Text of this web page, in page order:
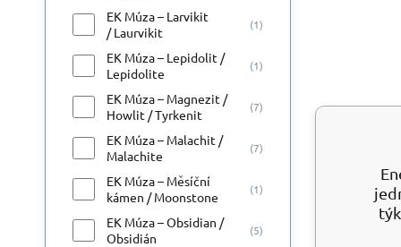
EK Múza – Larvikit
/ Laurvikit
(1)
EK Múza – Lepidolit /
Lepidolite
(1)
EK Múza – Magnezit /
Howlit / Tyrkenit
(7)
EK Múza – Malachit /
Malachite
(7)
EK Múza – Měsíční
kámen / Moonstone
(1)
EK Múza – Obsidian /
Obsidián
(5)